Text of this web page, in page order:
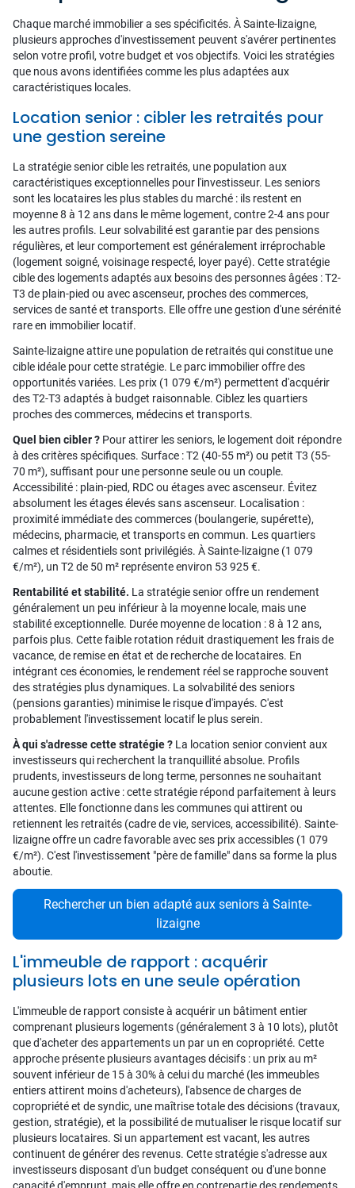
Chaque marché immobilier a ses spécificités. À Sainte-lizaigne,
plusieurs approches d'investissement peuvent s'avérer pertinentes
selon votre profil, votre budget et vos objectifs. Voici les stratégies
que nous avons identifiées comme les plus adaptées aux
caractéristiques locales.
Location senior : cibler les retraités pour
une gestion sereine
La stratégie senior cible les retraités, une population aux
caractéristiques exceptionnelles pour l'investisseur. Les seniors
sont les locataires les plus stables du marché : ils restent en
moyenne 8 à 12 ans dans le même logement, contre 2-4 ans pour
les autres profils. Leur solvabilité est garantie par des pensions
régulières, et leur comportement est généralement irréprochable
(logement soigné, voisinage respecté, loyer payé). Cette stratégie
cible des logements adaptés aux besoins des personnes âgées : T2-
T3 de plain-pied ou avec ascenseur, proches des commerces,
services de santé et transports. Elle offre une gestion d'une sérénité
rare en immobilier locatif.
Sainte-lizaigne attire une population de retraités qui constitue une
cible idéale pour cette stratégie. Le parc immobilier offre des
opportunités variées. Les prix (1 079 €/m²) permettent d'acquérir
des T2-T3 adaptés à budget raisonnable. Ciblez les quartiers
proches des commerces, médecins et transports.
Quel bien cibler ? Pour attirer les seniors, le logement doit répondre
à des critères spécifiques. Surface : T2 (40-55 m²) ou petit T3 (55-
70 m²), suffisant pour une personne seule ou un couple.
Accessibilité : plain-pied, RDC ou étages avec ascenseur. Évitez
absolument les étages élevés sans ascenseur. Localisation :
proximité immédiate des commerces (boulangerie, supérette),
médecins, pharmacie, et transports en commun. Les quartiers
calmes et résidentiels sont privilégiés. À Sainte-lizaigne (1 079
€/m²), un T2 de 50 m² représente environ 53 925 €.
Rentabilité et stabilité. La stratégie senior offre un rendement
généralement un peu inférieur à la moyenne locale, mais une
stabilité exceptionnelle. Durée moyenne de location : 8 à 12 ans,
parfois plus. Cette faible rotation réduit drastiquement les frais de
vacance, de remise en état et de recherche de locataires. En
intégrant ces économies, le rendement réel se rapproche souvent
des stratégies plus dynamiques. La solvabilité des seniors
(pensions garanties) minimise le risque d'impayés. C'est
probablement l'investissement locatif le plus serein.
À qui s'adresse cette stratégie ? La location senior convient aux
investisseurs qui recherchent la tranquillité absolue. Profils
prudents, investisseurs de long terme, personnes ne souhaitant
aucune gestion active : cette stratégie répond parfaitement à leurs
attentes. Elle fonctionne dans les communes qui attirent ou
retiennent les retraités (cadre de vie, services, accessibilité). Sainte-
lizaigne offre un cadre favorable avec ses prix accessibles (1 079
€/m²). C'est l'investissement "père de famille" dans sa forme la plus
aboutie.
Rechercher un bien adapté aux seniors à Sainte-
lizaigne
L'immeuble de rapport : acquérir
plusieurs lots en une seule opération
L'immeuble de rapport consiste à acquérir un bâtiment entier
comprenant plusieurs logements (généralement 3 à 10 lots), plutôt
que d'acheter des appartements un par un en copropriété. Cette
approche présente plusieurs avantages décisifs : un prix au m²
souvent inférieur de 15 à 30% à celui du marché (les immeubles
entiers attirent moins d'acheteurs), l'absence de charges de
copropriété et de syndic, une maîtrise totale des décisions (travaux,
gestion, stratégie), et la possibilité de mutualiser le risque locatif sur
plusieurs locataires. Si un appartement est vacant, les autres
continuent de générer des revenus. Cette stratégie s'adresse aux
investisseurs disposant d'un budget conséquent ou d'une bonne
capacité d'emprunt, mais elle offre en contrepartie des rendements